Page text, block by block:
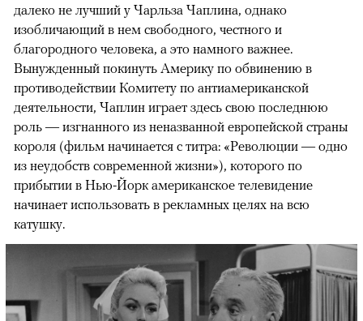
далеко не лучший у Чарльза Чаплина, однако
изобличающий в нем свободного, честного и
благородного человека, а это намного важнее.
Вынужденный покинуть Америку по обвинению в
противодействии Комитету по антиамериканской
деятельности, Чаплин играет здесь свою последнюю
роль — изгнанного из неназванной европейской страны
короля (фильм начинается с титра: «Революции — одно
из неудобств современной жизни»), которого по
прибытии в Нью-Йорк американское телевидение
начинает использовать в рекламных целях на всю
катушку.